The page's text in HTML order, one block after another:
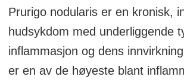
Prurigo nodularis er en kronisk,
hudsykdom med underliggende
inflammasjon og dens
er en av de høyeste blant